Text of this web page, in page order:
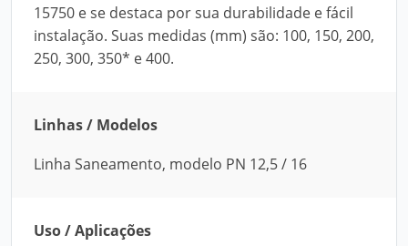
15750 e se destaca por sua durabilidade e fácil
instalação. Suas medidas (mm) são: 100, 150, 200,
250, 300, 350* e 400.
Linhas / Modelos
Linha Saneamento, modelo PN 12,5 / 16
Uso / Aplicações